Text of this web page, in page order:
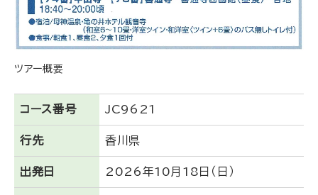
ツアー概要
コース番号 JC9621
行先 香川県
出発日 2026年10月18日（日）